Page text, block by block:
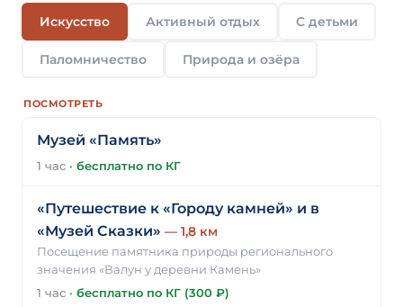
Искусство Активный отдых С детьми
Паломничество Природа и озёра
ПОСМОТРЕТЬ
Музей «Память»
1 час · бесплатно по КГ
«Путешествие к «Городу камней» и в
«Музей Сказки» — 1,8 км
Посещение памятника природы регионального
значения «Валун у деревни Камень»
1 час · бесплатно по КГ (300 ₽)